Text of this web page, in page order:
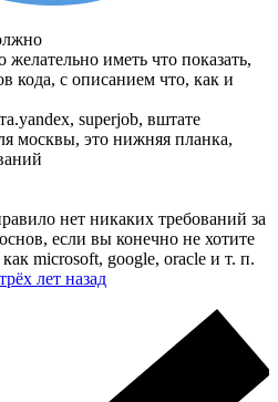
желательно иметь что показать,
кода, с описанием что, как и
superjob, вштате
москвы, это нижняя планка,
нет никаких требований за
если вы конечно не хотите
microsoft, google, oracle и т. п.
лет назад